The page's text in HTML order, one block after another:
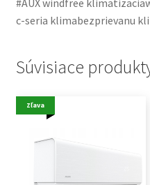
#AUX windfree
c-seria klimabezprievanu
Súvisiace
Zľava